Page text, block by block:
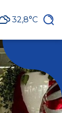
32,8°C